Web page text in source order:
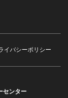
イバシーポリシー
センター